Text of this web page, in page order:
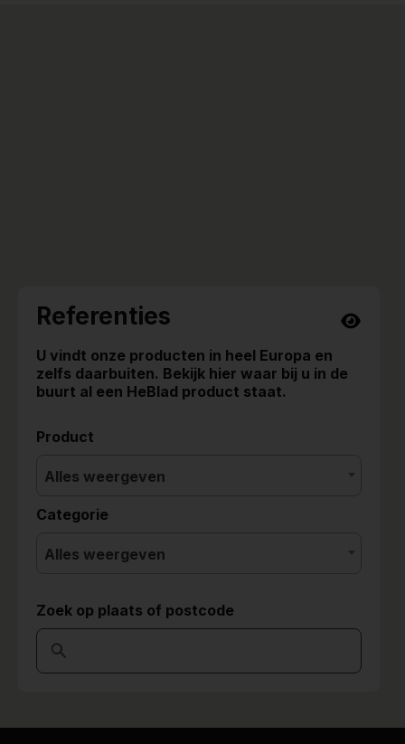
Referenties
U vindt onze producten in heel Europa en
zelfs daarbuiten. Bekijk hier waar bij u in de
buurt al een HeBlad product staat.
Product
Alles weergeven
Categorie
Alles weergeven
Zoek op plaats of postcode